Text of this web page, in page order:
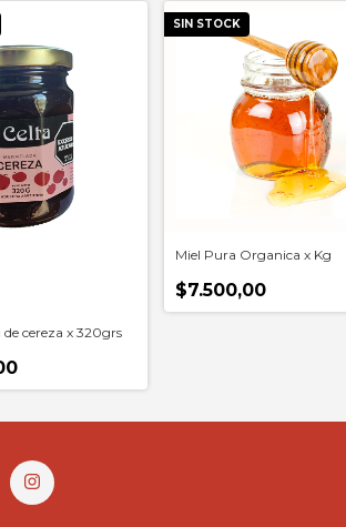
cereza x 320grs
SIN STOCK
Miel Pura Organica x Kg
$7.500,00